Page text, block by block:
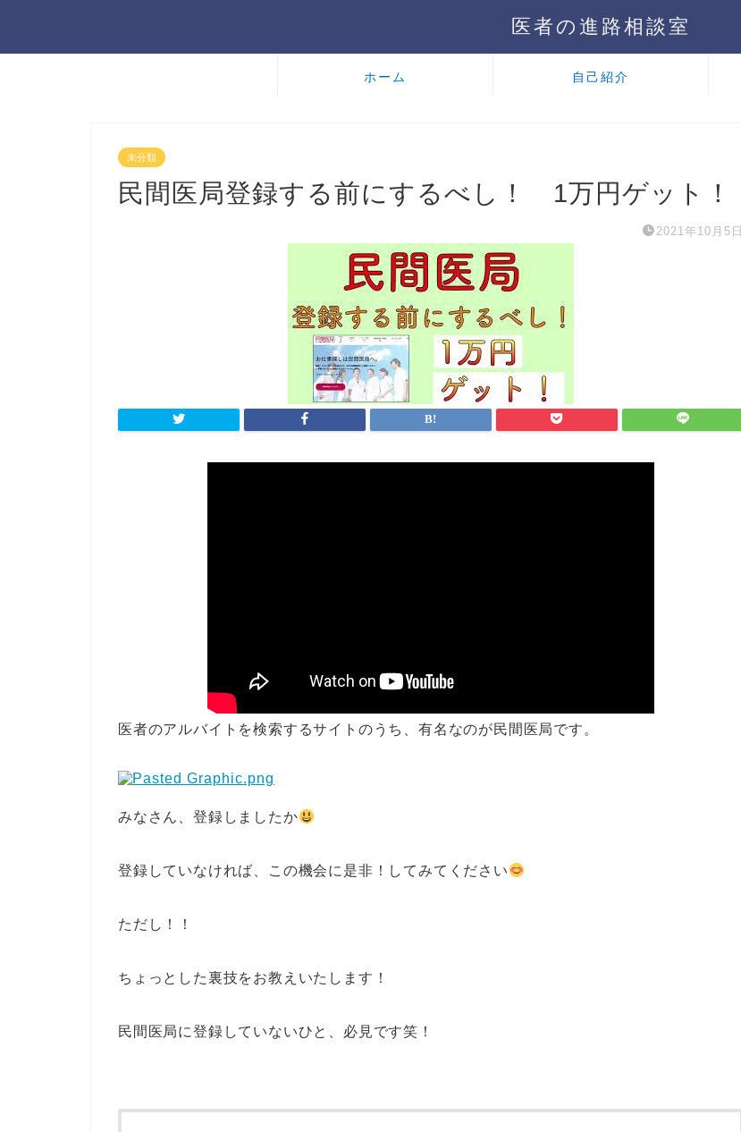
医者の進路相談室
ホーム 自己紹介
未分類
民間医局登録する前にするべし！ 1万円ゲット！
2021年10月5日
医者のアルバイトを検索するサイトのうち、有名なのが民間医局です。
みなさん、登録しましたか
登録していなければ、この機会に是非！してみてください
ただし！！
ちょっとした裏技をお教えいたします！
民間医局に登録していないひと、必見です笑！